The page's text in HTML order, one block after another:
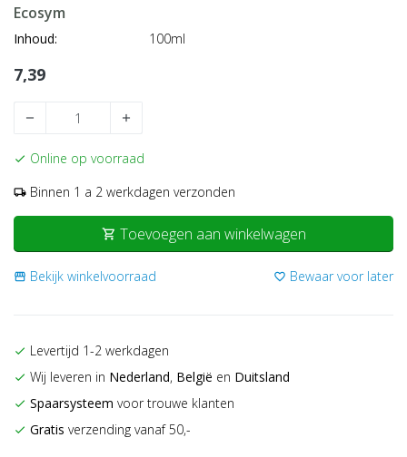
Ecosym
Inhoud: 100ml
7,39
remove add
check Online op voorraad
local_shipping Binnen 1 a 2 werkdagen verzonden
shopping_cart Toevoegen aan winkelwagen
storefront Bekijk winkelvoorraad favorite_border Bewaar voor later
check Levertijd 1-2 werkdagen
check Wij leveren in Nederland, België en Duitsland
check Spaarsysteem voor trouwe klanten
check Gratis verzending vanaf 50,-